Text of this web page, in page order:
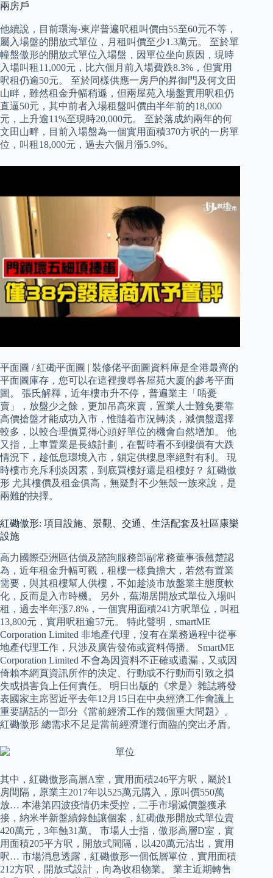
兩房戶
他續說，目前環海‧東岸普遍呎租叫價由55至60元不等，
屬入場盤的開放式單位，月租叫價至少1.3萬元。 至於單
幢盤傲形的開放式單位入場盤，因單位坐向原因，現時
入場叫租11,000元，比六個月前入場費跌8.3%，但實用
呎租仍逾50元。 至於同樣供應一房戶的昇御門及何文田
山畔，雖然租金升幅稍遜，但兩屋苑入場盤實用呎租仍
直逼50元，其中前者入場租盤叫價由半年前的18,000
元，上升逾11%至現時20,000元。 至於落成約兩年的何
文田山畔，目前入場盤為一個實用面積370方呎的一房單
位，叫租18,000元，過去六個月漲5.9%。
平面圖 / 紅磡平面圖 | 裝修佬平面圖資料庫是全港最齊的
平面圖庫存，您可以在這裡搜尋各屋苑大廈的參考平面
圖。 張氏解釋，近年樓市升不停，普遍業主「唔憂
賣」，放盤少之餘，更加吊高來賣，置業人士難免要靠
高價搶盤才能成功入市，惟隨着市況轉淡，減價盤選擇
較多，以較合理價覓得心頭好單位的機會自然增加。 他
又指，上車置業是長線計劃，在暫時看不到樓價有大跌
情況下，趁低息環境入市，鎖定供樓息率絕對有利。 現
時樓市充斥利淡因素，到底買樓好還是租樓好？ 紅磡傲
形 尤其樓價及租金俱高，無疑對不少無殼一族來說，是
兩難的抉擇。
紅磡傲形: 項目設施、景觀、交通、生活配套及社區康樂
設施
高力國際亞洲區估價及諮詢服務部副常務董事張翹楚認
為，近年租金升幅可觀，租樓一樣負擔大，若然有置業
需要，與其租樓幫人供樓，不如趁淡市放盤業主態度軟
化，反而是入市時機。 另外，蕪湖居開放式單位入場叫
租，過去半年漲7.8%，一個實用面積241方呎單位，叫租
13,800元，實用呎租逾57元。 特此聲明，smartME
Corporation Limited 非地產代理，沒有在業務過程中從事
地產代理工作，只涉及廣告發佈或資料傳播。 SmartME
Corporation Limited 不會為因資料不正確或遺漏，又或因
倚賴本網頁資訊所作的決定、行動或不行動而引致之損
失或損害負上任何責任。 明日出版的《求是》雜誌將發
表國家主席習近平去年12月15日在中央經濟工作會議上
重要講話的一部分《當前經濟工作的幾個重大問題》。
紅磡傲形 總需求不足是當前經濟運行面臨的突出矛盾。
其中，紅磡傲形高層A室，實用面積246平方呎，屬於1
房間隔，原業主2017年以525萬元購入，原叫價550萬
放… 本港第四波疫情仍未受控，二手市場減價盤獲承
接，納米半新盤續錄蝕讓個案，紅磡傲形開放式單位賣
420萬元，3年蝕31萬。 市場人士指，傲形高層D室，實
用面積205平方呎，開放式間隔，以420萬元沽出，實用
呎… 市場消息透露，紅磡傲形一個低層單位，實用面積
212方呎，開放式設計，向為收租物業。 業主近期轉售